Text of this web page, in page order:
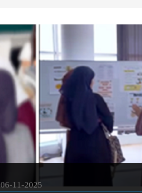
06-11-2025